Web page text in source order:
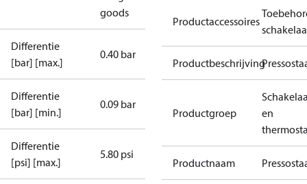
goods
Differentie
[bar] [max.]
0.40 bar
Differentie
[bar] [min.]
0.09 bar
Differentie
[psi] [max.]
5.80 psi
Productaccessoires
Productbeschrijving
Productgroep
en
Productnaam